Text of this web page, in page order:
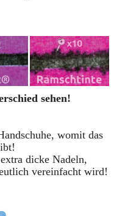
sehen!
womit das
dicke Nadeln,
vereinfacht wird!